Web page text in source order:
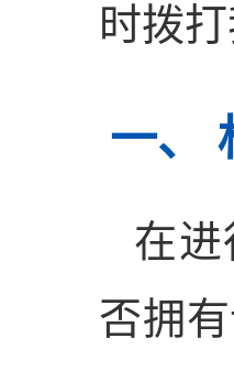
时拨
一、
在进
否拥